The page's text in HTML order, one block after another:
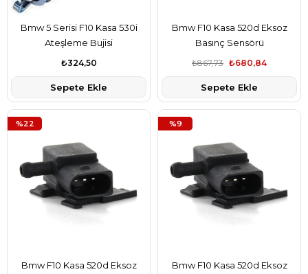
Bmw 5 Serisi F10 Kasa 530i
Ateşleme Bujisi
₺324,50
Sepete Ekle
Bmw F10 Kasa 520d Eksoz
Basınç Sensörü
₺680,84
₺867,73
Sepete Ekle
Bmw F10 Kasa 520d Eksoz
%22
Bmw F10 Kasa 520d Eksoz
%9